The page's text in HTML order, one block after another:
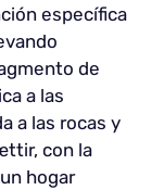
específica
de
a las
a las rocas y
con la
hogar